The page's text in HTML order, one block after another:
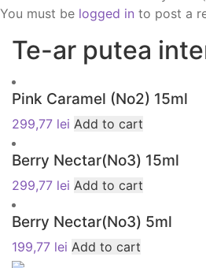
You must be logged in to post a
Te-ar putea
Pink Caramel (No2) 15ml
299,77 lei Add to cart
Berry Nectar(No3) 15ml
299,77 lei Add to cart
Berry Nectar(No3) 5ml
199,77 lei Add to cart